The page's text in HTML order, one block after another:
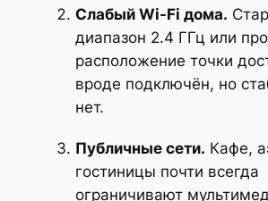
Слабый Wi-Fi дома.
диапазон 2.4 ГГц или
расположение точки
вроде подключён, но
нет.
Публичные сети. Кафе,
гостиницы почти всегда
ограничивают